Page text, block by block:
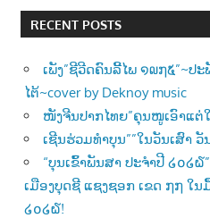
RECENT POSTS
ເພັງ”ຊີວີດຄົນລີ້ໄພ ໑໙໗໕”~ປ
ໄຕ້~cover by Deknoy music
ໜັງຈີນປາກໄທຍ”ຄຸນໜູເອົາແຕ່ໃ
ເຊີນຮ່ວມທຳບຸນ””ໃນວັນເສົາ
“ບຸນເຂົ້າພັນສາ ປະຈຳປີ ໒໐໒
ເມືອງບຸດຊີ ແຊງຊອກ ເຂດ ໗໗ ໃ
໒໐໒໖!